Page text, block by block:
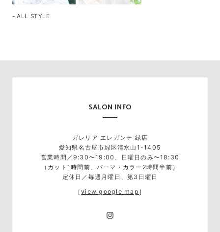
- ALL STYLE
SALON INFO
ガレリア エレガンテ 緑店
愛知県名古屋市緑区清水山1-1405
営業時間／9:30〜19:00、日曜日のみ〜18:30
（カット1時間前、パーマ・カラー2時間半前）
定休日／毎週月曜日、第3日曜日
［view google map ］